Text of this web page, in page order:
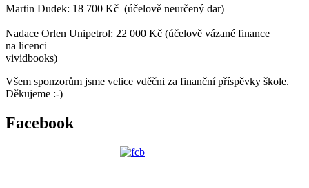
Martin Dudek: 18 700 Kč (účelově neurčený dar)
Nadace Orlen Unipetrol: 22 000 Kč (účelově vázané finance
na licenci
vividbooks)
Všem sponzorům jsme velice vděčni za finanční příspěvky škole.
Děkujeme :-)
Facebook